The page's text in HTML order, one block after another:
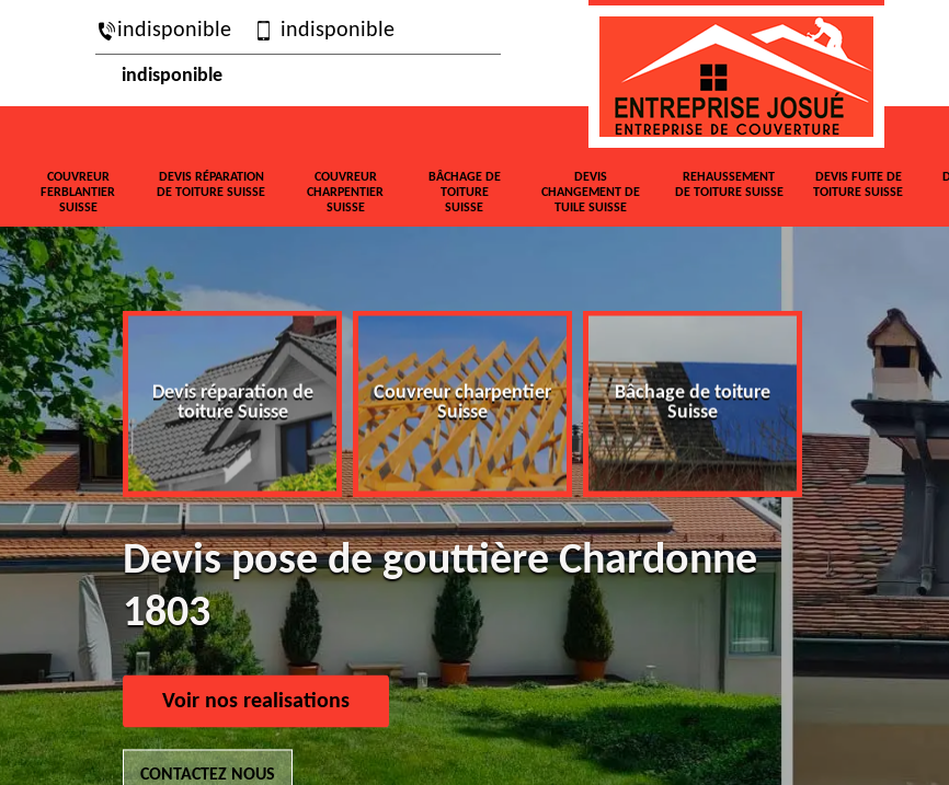
indisponible indisponible
indisponible
COUVREUR
FERBLANTIER
SUISSE
DEVIS RÉPARATION
DE TOITURE SUISSE
COUVREUR
CHARPENTIER
SUISSE
BÂCHAGE DE
TOITURE
SUISSE
DEVIS
CHANGEMENT DE
TUILE SUISSE
REHAUSSEMENT
DE TOITURE SUISSE
DEVIS FUITE DE
TOITURE SUISSE
Devis réparation de
toiture Suisse
Couvreur charpentier
Suisse
Bâchage de toiture
Suisse
Devis
tuile
Devis pose de gouttière Chardonne
1803
Voir nos realisations
CONTACTEZ NOUS